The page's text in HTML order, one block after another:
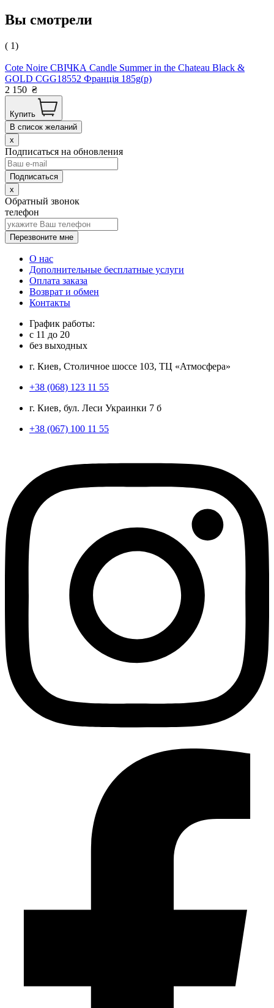
Вы смотрели
( 1)
Cоte Noire СВІЧКА Candle Summer in the Chateau Black &
GOLD CGG18552 Франція 185g(р)
2 150 ₴
Купить
В список желаний
x
Подписаться на обновления
x
Обратный звонок
телефон
Перезвоните мне
О нас
Дополнительные бесплатные услуги
Оплата заказа
Возврат и обмен
Контакты
График работы:
с 11 до 20
без выходных
г. Киев, Столичное шоссе 103, ТЦ «Атмосфера»
+38 (068) 123 11 55
г. Киев, бул. Леси Украинки 7 б
+38 (067) 100 11 55